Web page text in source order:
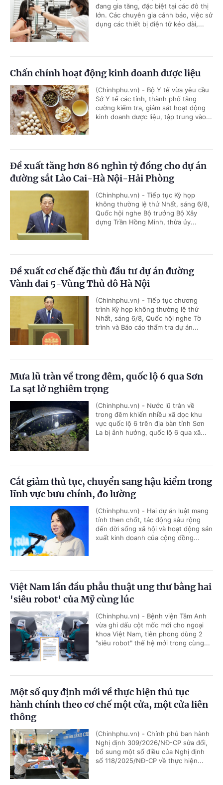
đang gia tăng, đặc biệt tại các đô thị
lớn. Các chuyên gia cảnh báo, việc sử
dụng các thiết bị điện tử kéo dài,...
Chấn chỉnh hoạt động kinh doanh dược liệu
(Chinhphu.vn) - Bộ Y tế vừa yêu cầu
Sở Y tế các tỉnh, thành phố tăng
cường kiểm tra, giám sát hoạt động
kinh doanh dược liệu, tập trung vào...
Đề xuất tăng hơn 86 nghìn tỷ đồng cho dự án
đường sắt Lào Cai-Hà Nội-Hải Phòng
(Chinhphu.vn) - Tiếp tục Kỳ họp
không thường lệ thứ Nhất, sáng 6/8,
Quốc hội nghe Bộ trưởng Bộ Xây
dựng Trần Hồng Minh, thừa ủy...
Đề xuất cơ chế đặc thù đầu tư dự án đường
Vành đai 5-Vùng Thủ đô Hà Nội
(Chinhphu.vn) - Tiếp tục chương
trình Kỳ họp không thường lệ thứ
Nhất, sáng 6/8, Quốc hội nghe Tờ
trình và Báo cáo thẩm tra dự án...
Mưa lũ tràn về trong đêm, quốc lộ 6 qua Sơn
La sạt lở nghiêm trọng
(Chinhphu.vn) - Nước lũ tràn về
trong đêm khiến nhiều xã dọc khu
vực quốc lộ 6 trên địa bàn tỉnh Sơn
La bị ảnh hưởng, quốc lộ 6 qua xã...
Cắt giảm thủ tục, chuyển sang hậu kiểm trong
lĩnh vực bưu chính, đo lường
(Chinhphu.vn) - Hai dự án luật mang
tính then chốt, tác động sâu rộng
đến đời sống xã hội và hoạt động sản
xuất kinh doanh của cộng đồng...
Việt Nam lần đầu phẫu thuật ung thư bằng hai
'siêu robot' của Mỹ cùng lúc
(Chinhphu.vn) - Bệnh viện Tâm Anh
vừa ghi dấu cột mốc mới cho ngoại
khoa Việt Nam, tiên phong dùng 2
"siêu robot" thế hệ mới trong cùng...
Một số quy định mới về thực hiện thủ tục
hành chính theo cơ chế một cửa, một cửa liên
thông
(Chinhphu.vn) - Chính phủ ban hành
Nghị định 309/2026/NĐ-CP sửa đổi,
bổ sung một số điều của Nghị định
số 118/2025/NĐ-CP về thực hiện...